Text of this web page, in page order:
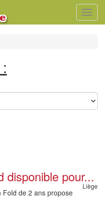
disponible pour...
Liège
Fold de 2 ans propose